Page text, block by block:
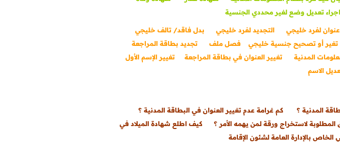
اجراء تعديل وضع لغير محددي الجنسية
عنوان لفرد خليجي التجديد لفرد خليجي
بدل فاقد/ تالف خليجي
تغير أو تصحيح جنسية خليجي فصل ملف
تجديد بطاقة المراجعة
المدنية تغيير العنوان في بطاقة المراجعة
تغيير الإسم الأول
الاسم
المدنية ؟
كم غرامة عدم تغيير العنوان في البطاقة المدنية ؟
المطلوبة لاستخراج ورقة لمن يهمه الأمر ؟
كيف اطلع شهادة الميلاد في
الخاص بالإدارة العامة لشئون الإقامة